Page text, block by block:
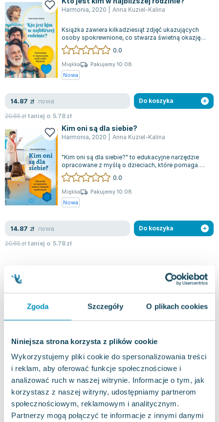
Zgoda Szczegóły O plikach cookies
Niniejsza strona korzysta z plików cookie
Wykorzystujemy pliki cookie do spersonalizowania treści
i reklam, aby oferować funkcje społecznościowe i
analizować ruch w naszej witrynie. Informacje o tym, jak
korzystasz z naszej witryny, udostępniamy partnerom
społecznościowym, reklamowym i analitycznym.
Partnerzy mogą połączyć te informacje z innymi danymi
Joseph Murphy
Jan Sztaudynger
Aleksander Puszkin
Oscar Wilde
Małgorzata Ohme
Maddie Ziegler
Maria Seweryn
Janina Zającówna
Eric Helms
Anna Prus (oprac.)
Nela Mała Reporterka
Agnieszka Maciąg
Barbara Wrzesińska
Terry Pratchett
Ajahn Brahm
Lucinda Riley
Harmonia, 2020 Anna Kuziel-Kalina
Książka zawiera kilkadziesiąt zdjęć ukazujących
osoby spokrewnione, co stwarza świetną okazję
do nauki dla dzieci. Każda fotografi...
0.0
Miękka
Pakujemy 10.08
Nowa
14.87 zł nowa
20.65złtaniej o 5.78zł
Do koszyka
Kim oni są dla siebie?
Harmonia, 2020 Anna Kuziel-Kalina
"Kim oni są dla siebie?" to edukacyjne narzędzie
opracowane z myślą o dzieciach, które pomaga w
nauce i utrwalaniu nazw relacji mi...
0.0
Miękka
Pakujemy 10.08
Nowa
14.87 zł nowa
20.65złtaniej o 5.78zł
Do koszyka